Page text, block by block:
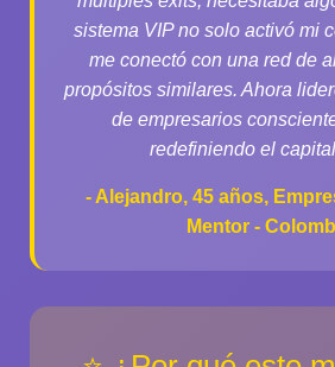
sistema VIP no solo activó mi
me conectó con una red de
propósitos similares. Ahora
de empresarios
redefiniendo el
- Alejandro, 45 años,
Mentor -